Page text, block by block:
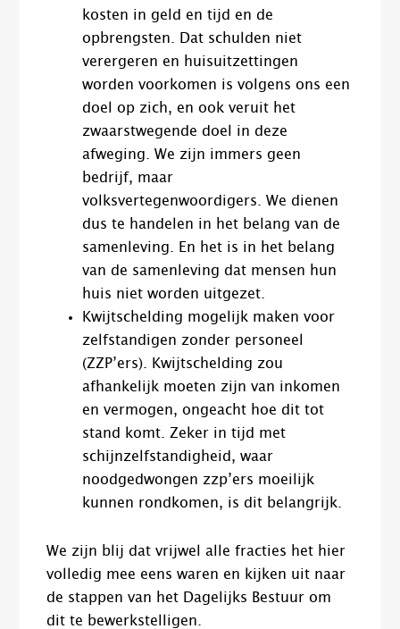
kosten in geld en tijd en de
opbrengsten. Dat schulden niet
verergeren en huisuitzettingen
worden voorkomen is volgens ons een
doel op zich, en ook veruit het
zwaarstwegende doel in deze
afweging. We zijn immers geen
bedrijf, maar
volksvertegenwoordigers. We dienen
dus te handelen in het belang van de
samenleving. En het is in het belang
van de samenleving dat mensen hun
huis niet worden uitgezet.
Kwijtschelding mogelijk maken voor
zelfstandigen zonder personeel
(ZZP’ers). Kwijtschelding zou
afhankelijk moeten zijn van inkomen
en vermogen, ongeacht hoe dit tot
stand komt. Zeker in tijd met
schijnzelfstandigheid, waar
noodgedwongen zzp’ers moeilijk
kunnen rondkomen, is dit belangrijk.
We zijn blij dat vrijwel alle fracties het hier
volledig mee eens waren en kijken uit naar
de stappen van het Dagelijks Bestuur om
dit te bewerkstelligen.